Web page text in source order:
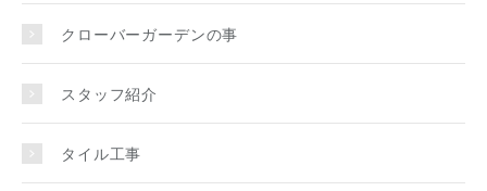
クローバーガーデンの事
スタッフ紹介
タイル工事